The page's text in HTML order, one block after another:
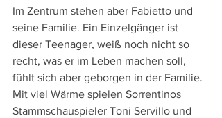
Im Zentrum stehen aber Fabietto und
seine Familie. Ein Einzelgänger ist
dieser Teenager, weiß noch nicht so
recht, was er im Leben machen soll,
fühlt sich aber geborgen in der Familie.
Mit viel Wärme spielen Sorrentinos
Stammschauspieler Toni Servillo und